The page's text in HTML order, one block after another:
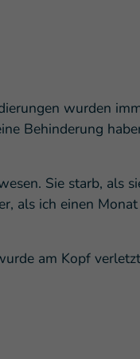
wurden
Behinderung
Sie starb, als
als ich einen
am Kopf